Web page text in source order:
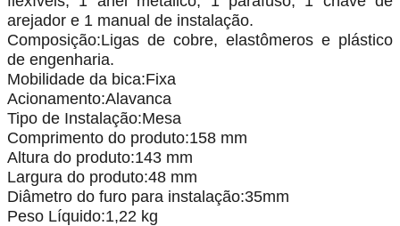
arejador e 1 manual de instalação.
Composição:Ligas de cobre, elastômeros e plástico
de engenharia.
Mobilidade da bica:Fixa
Acionamento:Alavanca
Tipo de Instalação:Mesa
Comprimento do produto:158 mm
Altura do produto:143 mm
Largura do produto:48 mm
Diâmetro do furo para instalação:35mm
Peso Líquido:1,22 kg